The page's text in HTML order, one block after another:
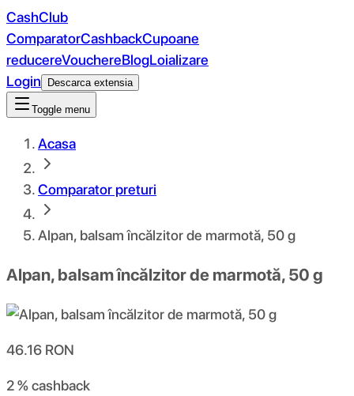
CashClub
ComparatorCashbackCupoane
reducereVouchereBlogLoializare
Login
Descarca extensia
Toggle menu
Acasa
Comparator preturi
Alpan, balsam încălzitor de marmotă, 50 g
Alpan, balsam încălzitor de marmotă, 50 g
46.16 RON
2 %cashback